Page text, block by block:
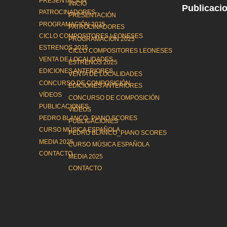
INICIO
PRESENTACIÓN
PATROCINADORES
PROGRAMACIÓN 2025
CICLO COMPOSITORES LEONESES
ESTRENOS 2025
VENTA DE LOCALIDADES
EDICIONES ANTERIORES
CONCURSO DE COMPOSICIÓN
VÍDEOS
PUBLICACIONES
PEDRO BLANCO_PIANO SCORES
CURSO MÚSICA ESPAÑOLA
MEDIA 2025
CONTACTO
PATROCINADORES
PROGRAMACIÓN 2025
CICLO COMPOSITORES LEONESES
ESTRENOS 2025
VENTA DE LOCALIDADES
EDICIONES ANTERIORES
CONCURSO DE COMPOSICIÓN
VÍDEOS
PUBLICACIONES
PEDRO BLANCO_PIANO SCORES
CURSO MÚSICA ESPAÑOLA
MEDIA 2025
CONTACTO